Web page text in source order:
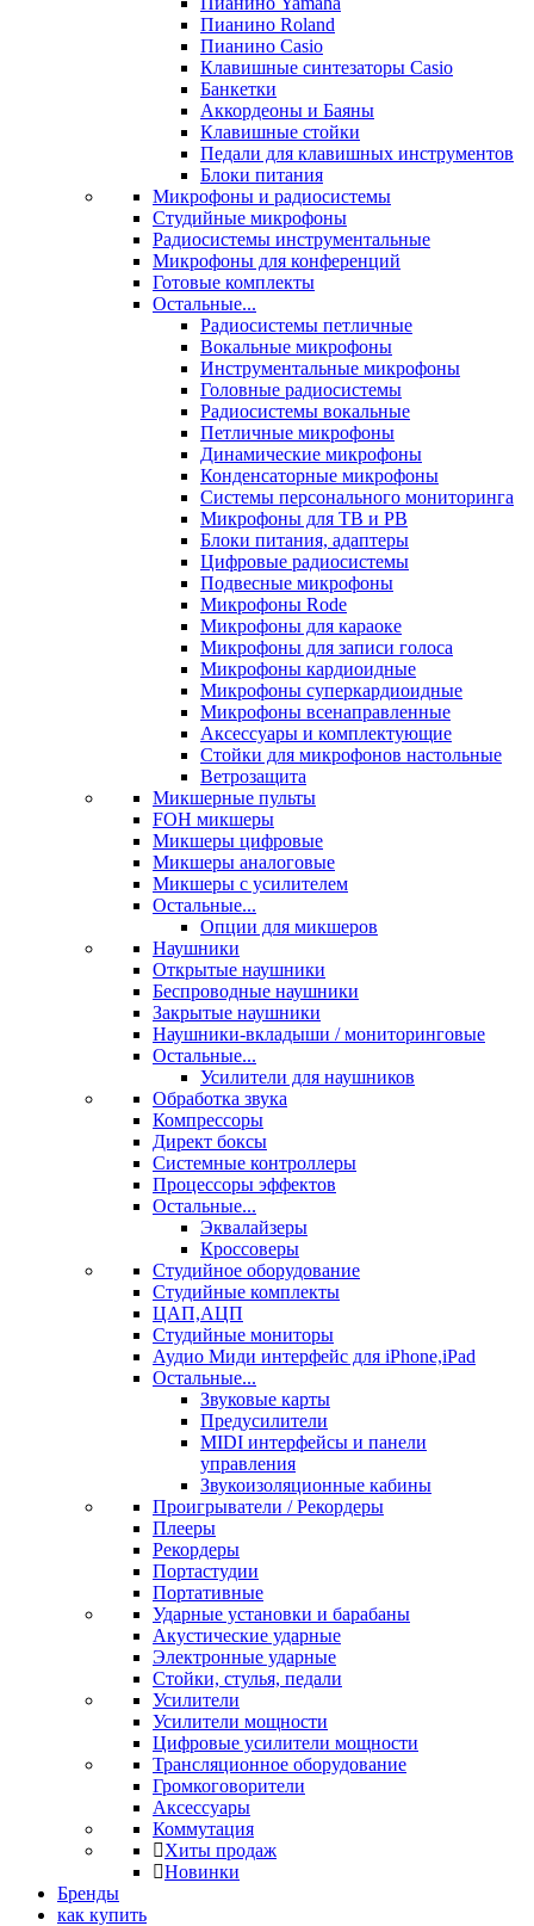
Пианино Roland
Пианино Casio
Клавишные синтезаторы Casio
Банкетки
Аккордеоны и Баяны
Клавишные стойки
Педали для клавишных инструментов
Блоки питания
Микрофоны и радиосистемы
Студийные микрофоны
Радиосистемы инструментальные
Микрофоны для конференций
Готовые комплекты
Остальные...
Радиосистемы петличные
Вокальные микрофоны
Инструментальные микрофоны
Головные радиосистемы
Радиосистемы вокальные
Петличные микрофоны
Динамические микрофоны
Конденсаторные микрофоны
Системы персонального мониторинга
Микрофоны для ТВ и РВ
Блоки питания, адаптеры
Цифровые радиосистемы
Подвесные микрофоны
Микрофоны Rode
Микрофоны для караоке
Микрофоны для записи голоса
Микрофоны кардиоидные
Микрофоны суперкардиоидные
Микрофоны всенаправленные
Аксессуары и комплектующие
Стойки для микрофонов настольные
Ветрозащита
Микшерные пульты
FOH микшеры
Микшеры цифровые
Микшеры аналоговые
Микшеры с усилителем
Остальные...
Опции для микшеров
Наушники
Открытые наушники
Беспроводные наушники
Закрытые наушники
Наушники-вкладыши / мониторинговые
Остальные...
Усилители для наушников
Обработка звука
Компрессоры
Директ боксы
Системные контроллеры
Процессоры эффектов
Остальные...
Эквалайзеры
Кроссоверы
Студийное оборудование
Студийные комплекты
ЦАП,АЦП
Студийные мониторы
Аудио Миди интерфейс для iPhone,iPad
Остальные...
Звуковые карты
Предусилители
MIDI интерфейсы и панели
управления
Звукоизоляционные кабины
Проигрыватели / Рекордеры
Плееры
Рекордеры
Портастудии
Портативные
Ударные установки и барабаны
Акустические ударные
Электронные ударные
Стойки, стулья, педали
Усилители
Усилители мощности
Цифровые усилители мощности
Трансляционное оборудование
Громкоговорители
Аксессуары
Коммутация
Хиты продаж
Новинки
Бренды
как купить